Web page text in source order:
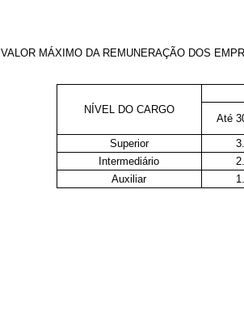
VALOR MÁXIMO DA REMUNERAÇÃO DOS
NÍVEL DO CARGO
Até
Superior
Intermediário
Auxiliar